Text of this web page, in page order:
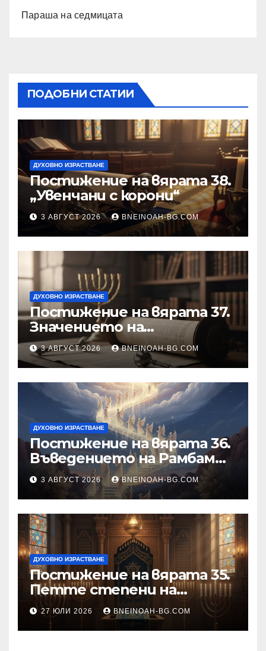
Параша на седмицата
ПОДОБНИ СТАТИИ
ДУХОВНО ИЗРАСТВАНЕ
Постижение на вярата 38.
„Увенчани с корони“
3 АВГУСТ 2026 BNEINOAH-BG.COM
ДУХОВНО ИЗРАСТВАНЕ
Постижение на вярата 37.
Значението на
познанието за същността
на Бъдещия свят
3 АВГУСТ 2026 BNEINOAH-BG.COM
ДУХОВНО ИЗРАСТВАНЕ
Постижение на вярата 36.
Въведението на Рамбам
към Тринадесетте Основи
3 АВГУСТ 2026 BNEINOAH-BG.COM
ДУХОВНО ИЗРАСТВАНЕ
Постижение на вярата 35.
Петте степени на
разкриване на истината
като основа на вярата
27 ЮЛИ 2026 BNEINOAH-BG.COM